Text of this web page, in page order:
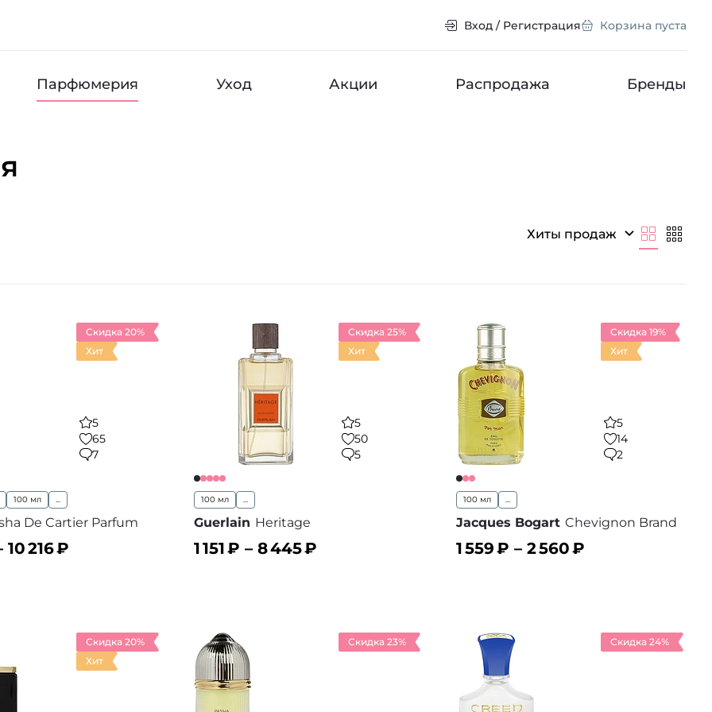
Вход / Регистрация Корзина пуста
Парфюмерия Уход Акции Распродажа Бренды
Хиты продаж
Скидка 20%
Хит
5
65
7
100 мл ...
De Cartier Parfum
10 216₽
Скидка 25%
Хит
5
50
5
100 мл ...
Guerlain Heritage
1 151₽ – 8 445₽
Скидка 19%
Хит
5
14
2
100 мл ...
Jacques Bogart Chevignon Brand
1 559₽ – 2 560₽
Скидка 20%
Хит
Скидка 23% Скидка 24%